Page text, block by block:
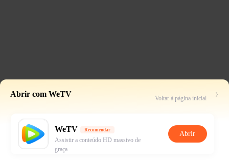
Abrir com WeTV Voltar à página inicial
WeTV Recomendar
Assistir a conteúdo HD massivo de
graça
Abrir